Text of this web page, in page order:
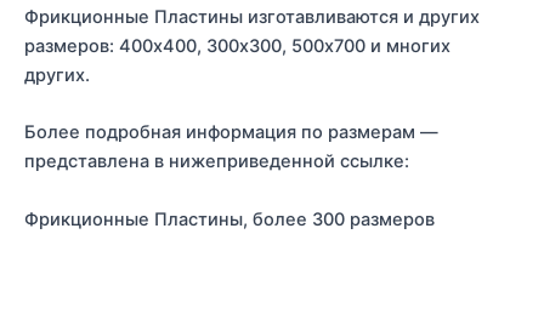
Фрикционные Пластины изготавливаются и других
размеров: 400х400, 300х300, 500х700 и многих
других.
Более подробная информация по размерам —
представлена в нижеприведенной ссылке:
Фрикционные Пластины, более 300 размеров